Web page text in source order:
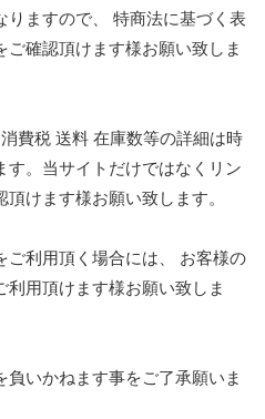
りますので、 特商法に基づく表
確認頂けます様お願い致しま
費税 送料 在庫数等の詳細は時
す。当サイトだけではなくリン
けます様お願い致します。
ご利用頂く場合には、 お客様の
利用頂けます様お願い致しま
いかねます事をご了承願いま